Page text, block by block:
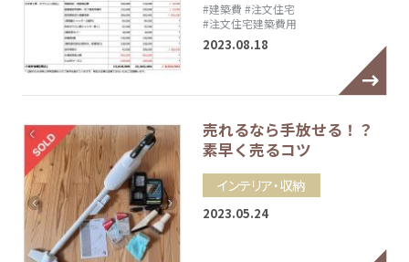
#建築費 #注文住宅
#注文住宅建築費用
2023.08.18
売れるなら手放せる！？
素早く売るコツ
インテリア・収納
2023.05.24